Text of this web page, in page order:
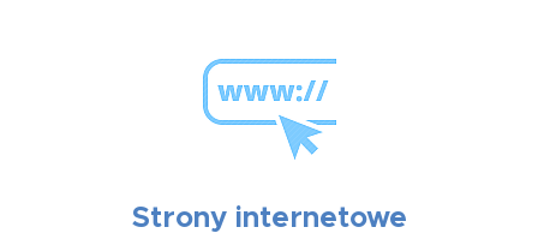
Strony internetowe